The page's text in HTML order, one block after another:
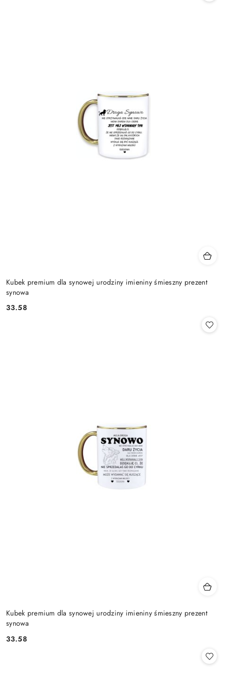
Kubek premium dla synowej urodziny imieniny śmieszny prezent
synowa
Cena:
33.58
Kubek premium dla synowej urodziny imieniny śmieszny prezent
synowa
Cena:
33.58